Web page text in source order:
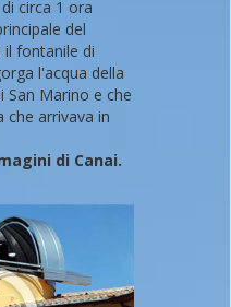
circa 1 ora
del
il fontanile di
l'acqua della
San Marino e che
che arrivava in
di Canai.